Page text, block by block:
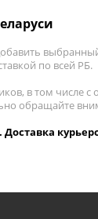
по всей РБ.
в том числе
обращайте
Доставка